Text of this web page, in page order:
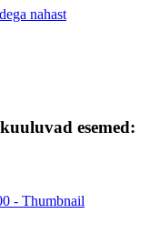
esemed: